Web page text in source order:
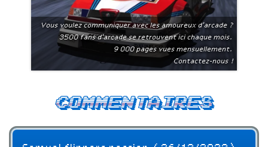
Vous voulez communiquer avec les amoureux d'arcade ?
3500 fans d'arcade se retrouvent ici chaque mois.
9 000 pages vues mensuellement.
Contactez-nous !
Commentaires